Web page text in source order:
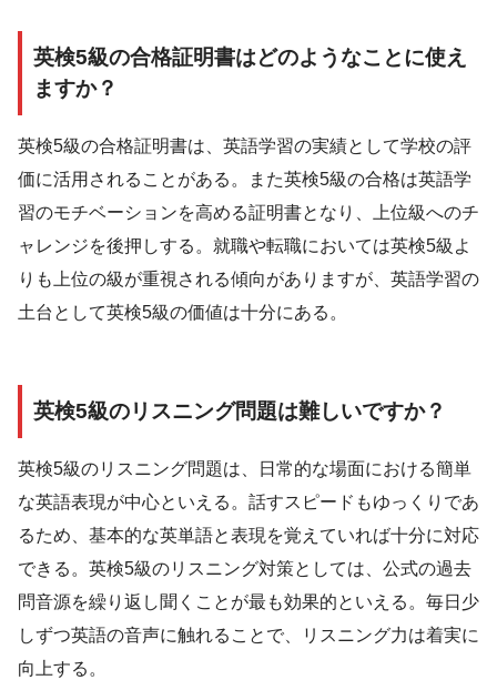
英検5級の合格証明書はどのようなことに使え
ますか？
英検5級の合格証明書は、英語学習の実績として学校の評
価に活用されることがある。また英検5級の合格は英語学
習のモチベーションを高める証明書となり、上位級へのチ
ャレンジを後押しする。就職や転職においては英検5級よ
りも上位の級が重視される傾向がありますが、英語学習の
土台として英検5級の価値は十分にある。
英検5級のリスニング問題は難しいですか？
英検5級のリスニング問題は、日常的な場面における簡単
な英語表現が中心といえる。話すスピードもゆっくりであ
るため、基本的な英単語と表現を覚えていれば十分に対応
できる。英検5級のリスニング対策としては、公式の過去
問音源を繰り返し聞くことが最も効果的といえる。毎日少
しずつ英語の音声に触れることで、リスニング力は着実に
向上する。